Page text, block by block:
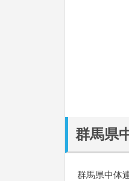
群馬県
群馬県中体